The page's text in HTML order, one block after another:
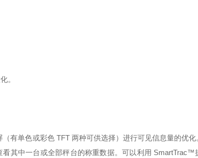
。
有单色或彩色 TFT 两种可供选择）进行可见信息量的优
其中一台或全部秤台的称重数据。可以利用 SmartTrac™